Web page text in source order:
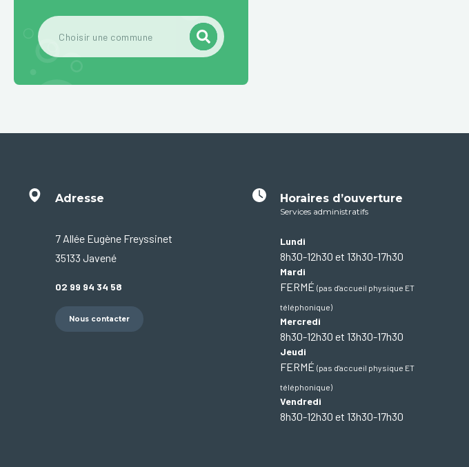
Adresse
7 Allée Eugène Freyssinet
35133 Javené
02 99 94 34 58
Nous contacter
Horaires d’ouverture
Services administratifs
Lundi
8h30-12h30 et 13h30-17h30
Mardi
FERMÉ (pas d'accueil physique ET
téléphonique)
Mercredi
8h30-12h30 et 13h30-17h30
Jeudi
FERMÉ (pas d'accueil physique ET
téléphonique)
Vendredi
8h30-12h30 et 13h30-17h30